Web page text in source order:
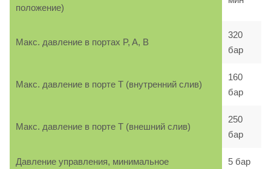
положение)
Макс. давление в портах P, A, B
320
бар
Макс. давление в порте T (внутренний слив)
160
бар
Макс. давление в порте T (внешний слив)
250
бар
Давление управления, минимальное 5 бар